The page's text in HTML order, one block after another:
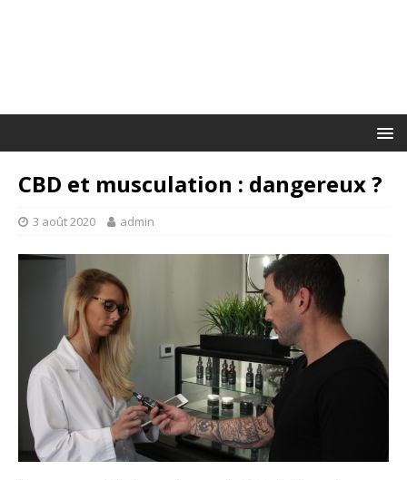
CBD et musculation : dangereux ?
3 août 2020 admin